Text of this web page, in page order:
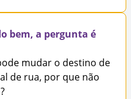
bem, a pergunta é
mudar o destino de
de rua, por que não